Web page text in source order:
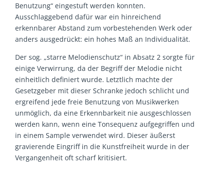
Benutzung“ eingestuft werden konnten.
Ausschlaggebend dafür war ein hinreichend
erkennbarer Abstand zum vorbestehenden Werk oder
anders ausgedrückt: ein hohes Maß an Individualität.
Der sog. „starre Melodienschutz“ in Absatz 2 sorgte für
einige Verwirrung, da der Begriff der Melodie nicht
einheitlich definiert wurde. Letztlich machte der
Gesetzgeber mit dieser Schranke jedoch schlicht und
ergreifend jede freie Benutzung von Musikwerken
unmöglich, da eine Erkennbarkeit nie ausgeschlossen
werden kann, wenn eine Tonsequenz aufgegriffen und
in einem Sample verwendet wird. Dieser äußerst
gravierende Eingriff in die Kunstfreiheit wurde in der
Vergangenheit oft scharf kritisiert.